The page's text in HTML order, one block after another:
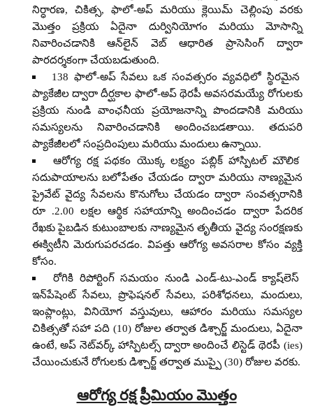
నిర్ధారణ, చికిత్స, ఫాలో-అప్ మరియు క్లెయిమ్ చెల్లింపు వరకు
మొత్తం ప్రక్రియ ఏదైనా దుర్వినియోగం మరియు మోసాన్ని
నివారించడానికి ఆన్‌లైన్ వెబ్ ఆధారిత ప్రాసెసింగ్ ద్వారా
పారదర్శకంగా చేయబడుతుంది.
138 ఫాలో-అప్ సేవలు ఒక సంవత్సరం వ్యవధిలో స్థిరమైన
ప్యాకేజీల ద్వారా దీర్ఘకాల ఫాలో-అప్ థెరపీ అవసరమయ్యే రోగులకు
ప్రక్రియ నుండి వాంఛనీయ ప్రయోజనాన్ని పొందడానికి మరియు
సమస్యలను నివారించడానికి అందించబడతాయి. తదుపరి
ప్యాకేజీలలో సంప్రదింపులు మరియు మందులు ఉన్నాయి.
ఆరోగ్య రక్ష పథకం యొక్క లక్ష్యం పబ్లిక్ హాస్పిటల్ మౌలిక
సదుపాయాలను బలోపేతం చేయడం ద్వారా మరియు నాణ్యమైన
ప్రైవేట్ వైద్య సేవలను కొనుగోలు చేయడం ద్వారా సంవత్సరానికి
రూ .2.00 లక్షల ఆర్థిక సహాయాన్ని అందించడం ద్వారా పేదరిక
రేఖకు పైబడిన కుటుంబాలకు నాణ్యమైన తృతీయ వైద్య సంరక్షణకు
ఈక్విటీని మెరుగుపరచడం. విపత్తు ఆరోగ్య అవసరాల కోసం వ్యక్తి
కోసం.
రోగికి రిపోర్టింగ్ సమయం నుండి ఎండ్-టు-ఎండ్ క్యాష్‌లెస్
ఇన్‌పేషెంట్ సేవలు, ప్రొఫెషనల్ సేవలు, పరిశోధనలు, మందులు,
ఇంప్లాంట్లు, వినియోగ వస్తువులు, ఆహారం మరియు సమస్యల
చికిత్సతో సహా పది (10) రోజుల తర్వాత డిశ్చార్జ్ మందులు, ఏదైనా
ఉంటే, అప్ నెట్‌వర్క్ హాస్పిటల్స్ ద్వారా అందించే లిస్టెడ్ థెరపీ (ies)
చేయించుకునే రోగులకు డిశ్చార్జ్ తర్వాత ముప్పై (30) రోజుల వరకు.
ఆరోగ్య రక్ష ప్రీమియం మొత్తం